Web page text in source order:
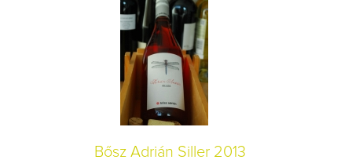
Bősz Adrián Siller 2013